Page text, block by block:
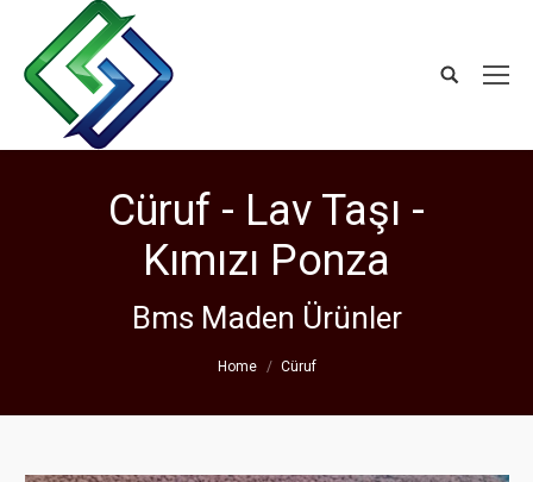
Cüruf - Lav Taşı -
Kımızı Ponza
Bms Maden Ürünler
Home Cüruf